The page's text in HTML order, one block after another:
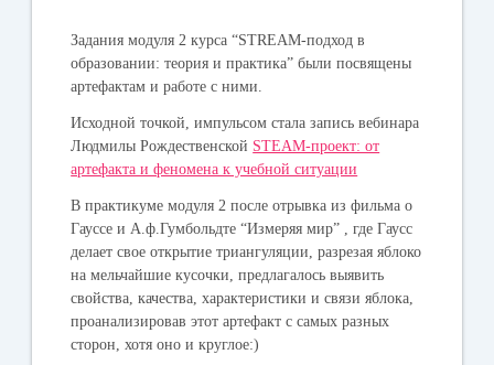
Задания модуля 2 курса “STREAM-подход в
образовании: теория и практика” были посвящены
артефактам и работе с ними.
Исходной точкой, импульсом стала запись вебинара
Людмилы Рождественской STEAM-проект: от
артефакта и феномена к учебной ситуации
В практикуме модуля 2 после отрывка из фильма о
Гауссе и А.ф.Гумбольдте “Измеряя мир” , где Гаусс
делает свое открытие триангуляции, разрезая яблоко
на мельчайшие кусочки, предлагалось выявить
свойства, качества, характеристики и связи яблока,
проанализировав этот артефакт с самых разных
сторон, хотя оно и круглое:)